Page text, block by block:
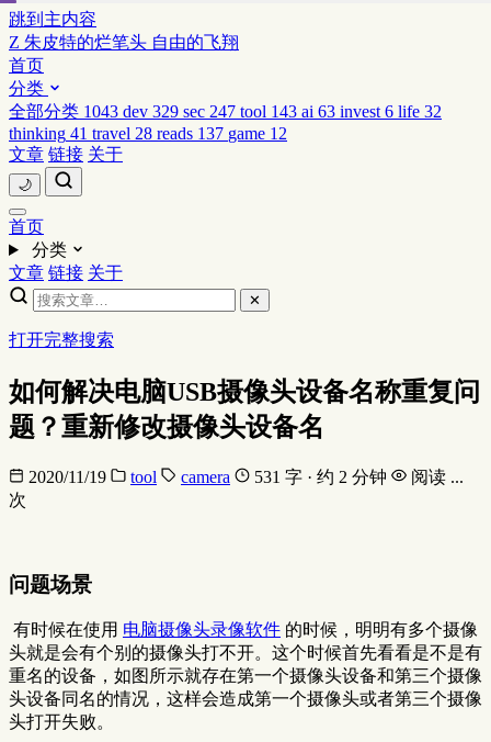
跳到主内容
Z 朱皮特的烂笔头 自由的飞翔
首页
分类
全部分类 1043 dev 329 sec 247 tool 143 ai 63 invest 6 life 32
thinking 41 travel 28 reads 137 game 12
文章 链接 关于
🌙
首页
分类
文章 链接 关于
✕
打开完整搜索
如何解决电脑USB摄像头设备名称重复问
题？重新修改摄像头设备名
2020/11/19 tool camera 531 字 · 约 2 分钟 阅读 ...
次
问题场景
​ 有时候在使用 电脑摄像头录像软件 的时候，明明有多个摄像
头就是会有个别的摄像头打不开。这个时候首先看看是不是有
重名的设备，如图所示就存在第一个摄像头设备和第三个摄像
头设备同名的情况，这样会造成第一个摄像头或者第三个摄像
头打开失败。